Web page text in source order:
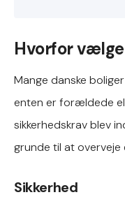
Hvorfor
Mange danske
enten er forældede
sikkerhedskrav blev
grunde til at overveje
Sikkerhed